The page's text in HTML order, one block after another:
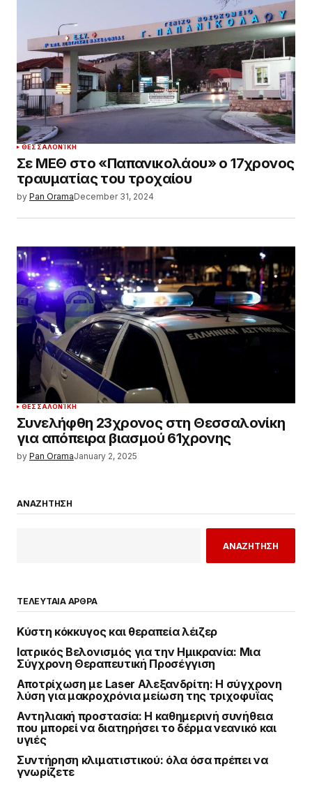
ΘΕΣΣΑΛΟΝΊΚΗ
Σε ΜΕΘ στο «Παπανικολάου» ο 17χρονος
τραυματίας του τροχαίου
by Pan OramaDecember 31, 2024
ΘΕΣΣΑΛΟΝΊΚΗ
Συνελήφθη 23χρονος στη Θεσσαλονίκη
για απόπειρα βιασμού 61χρονης
by Pan OramaJanuary 2, 2025
ΑΝΑΖΗΤΗΣΗ
ΑΝΑΖΗΤΗΣΗ
ΤΕΛΕΥΤΑΙΑ ΑΡΘΡΑ
Κύστη κόκκυγος και θεραπεία λέιζερ
Ιατρικός Βελονισμός για την Ημικρανία: Μια
Σύγχρονη Θεραπευτική Προσέγγιση
Αποτρίχωση με Laser Αλεξανδρίτη: Η σύγχρονη
λύση για μακροχρόνια μείωση της τριχοφυΐας
Αντηλιακή προστασία: Η καθημερινή συνήθεια
που μπορεί να διατηρήσει το δέρμα νεανικό και
υγιές
Συντήρηση κλιματιστικού: όλα όσα πρέπει να
γνωρίζετε